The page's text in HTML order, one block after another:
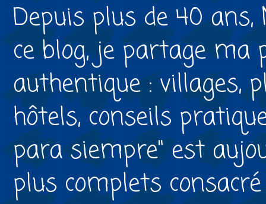
Depuis plus de 40
ce blog, je partage
authentique : villages,
hôtels, conseils
para siempre" est
plus complets consacré